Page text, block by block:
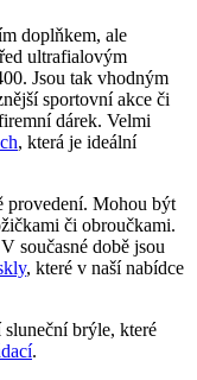
doplňkem, ale
ultrafialovým
Jsou tak vhodným
sportovní akce či
dárek. Velmi
, která je ideální
provedení. Mohou být
či obroučkami.
současné době jsou
, které v naší nabídce
brýle, které
.